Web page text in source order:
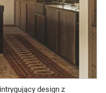
design z